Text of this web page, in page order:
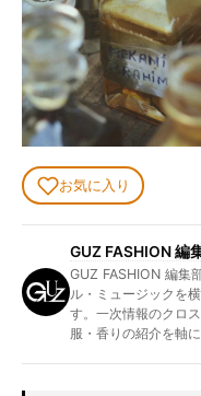
お気に入り
GUZ FASHION 編
GUZ FASHION 編集
ル・ミュージックを
す。一次情報のクロ
服・香りの紹介を軸